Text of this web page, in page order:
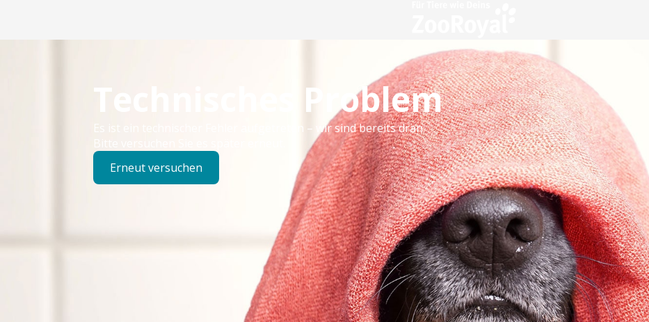
Technisches Problem
Es ist ein technischer Fehler aufgetreten – wir sind bereits dran.
Bitte versuchen Sie es später erneut.
Erneut versuchen